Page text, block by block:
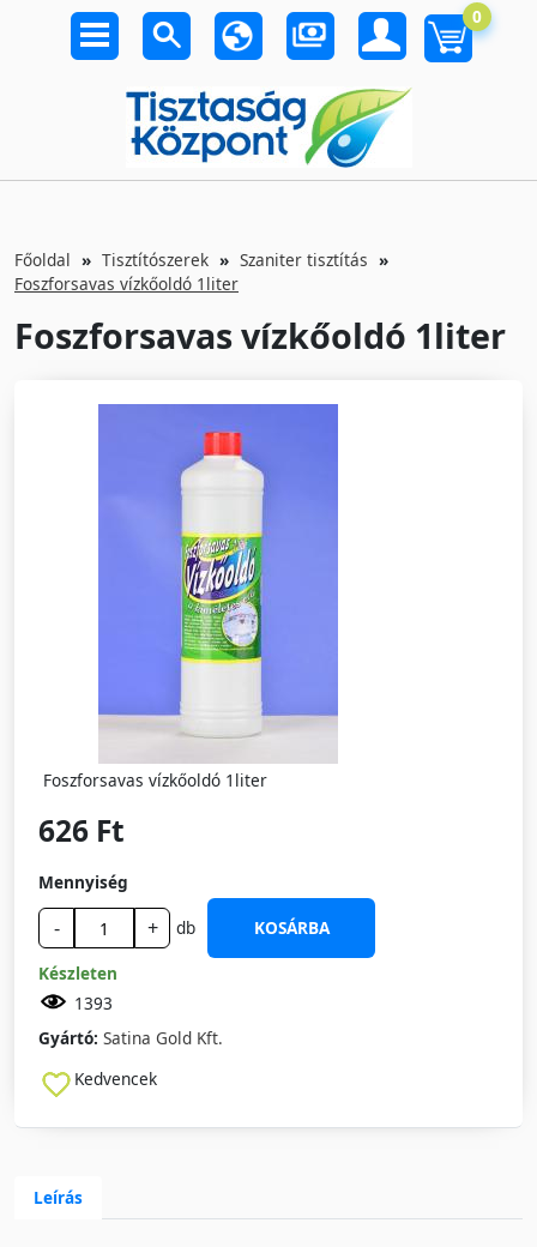
0
Főoldal Tisztítószerek
Szaniter tisztítás
Foszforsavas vízkőoldó 1liter
Foszforsavas vízkőoldó 1liter
Foszforsavas vízkőoldó 1liter
626 Ft
Mennyiség
- + db
KOSÁRBA
Készleten
1393
Gyártó: Satina Gold Kft.
Kedvencek
Leírás